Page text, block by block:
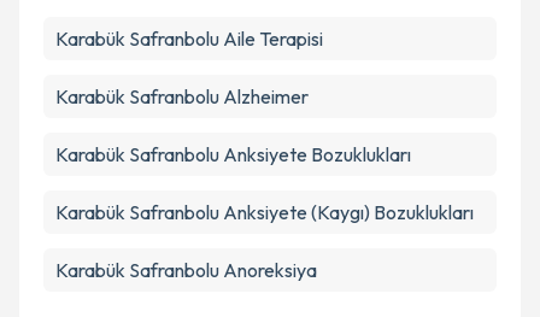
Karabük Safranbolu Aile Terapisi
Karabük Safranbolu Alzheimer
Karabük Safranbolu Anksiyete Bozuklukları
Karabük Safranbolu Anksiyete (Kaygı) Bozuklukları
Karabük Safranbolu Anoreksiya